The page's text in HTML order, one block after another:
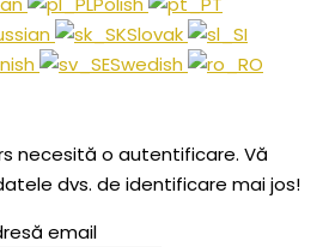
Slovak
Swedish
necesită o autentificare. Vă
dvs. de identificare mai jos!
email